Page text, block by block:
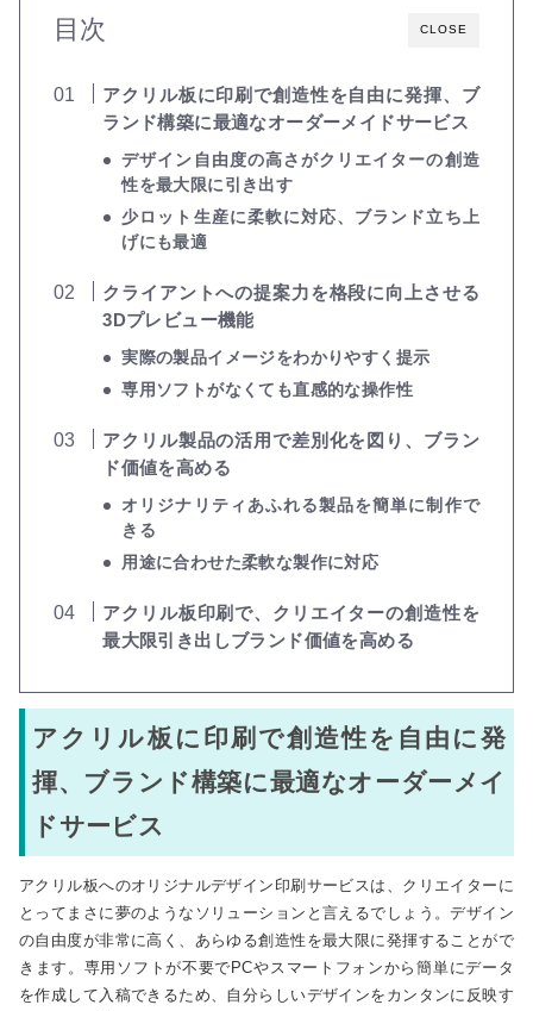
CLOSE
目次
アクリル板に印刷で創造性を自由に発揮、ブ
ランド構築に最適なオーダーメイドサービス
デザイン自由度の高さがクリエイターの創造
性を最大限に引き出す
少ロット生産に柔軟に対応、ブランド立ち上
げにも最適
クライアントへの提案力を格段に向上させる
3Dプレビュー機能
実際の製品イメージをわかりやすく提示
専用ソフトがなくても直感的な操作性
アクリル製品の活用で差別化を図り、ブラン
ド価値を高める
オリジナリティあふれる製品を簡単に制作で
きる
用途に合わせた柔軟な製作に対応
アクリル板印刷で、クリエイターの創造性を
最大限引き出しブランド価値を高める
アクリル板に印刷で創造性を自由に発
揮、ブランド構築に最適なオーダーメイ
ドサービス
アクリル板へのオリジナルデザイン印刷サービスは、クリエイターに
とってまさに夢のようなソリューションと言えるでしょう。デザイン
の自由度が非常に高く、あらゆる創造性を最大限に発揮することがで
きます。専用ソフトが不要でPCやスマートフォンから簡単にデータ
を作成して入稿できるため、自分らしいデザインをカンタンに反映す